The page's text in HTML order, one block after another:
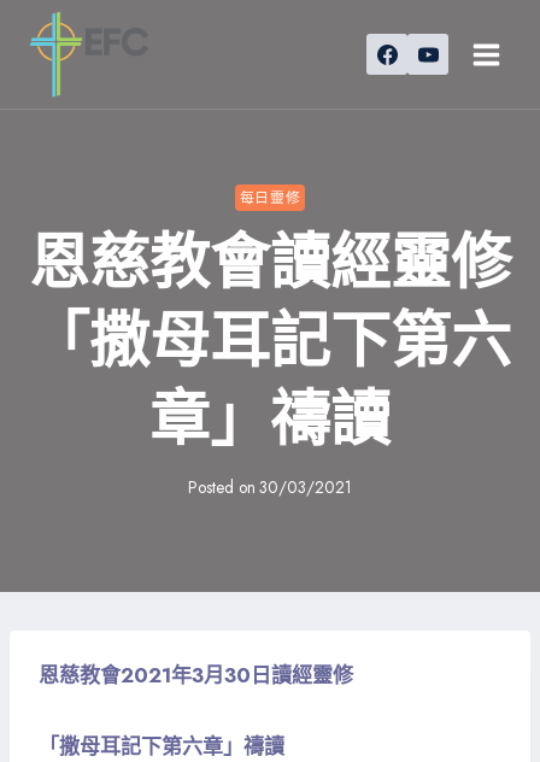
每日靈修
恩慈教會讀經靈修
「撒母耳記下第六
章」禱讀
Posted on 30/03/2021
恩慈教會2021年3月30日讀經靈修
「撒母耳記下第六章」禱讀